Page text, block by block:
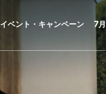
イベント・キャンペーン 7